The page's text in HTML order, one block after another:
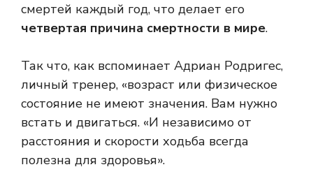
смертей каждый год, что делает его
четвертая причина смертности в мире.
Так что, как вспоминает Адриан Родригес,
личный тренер, «возраст или физическое
состояние не имеют значения. Вам нужно
встать и двигаться. «И независимо от
расстояния и скорости ходьба всегда
полезна для здоровья».